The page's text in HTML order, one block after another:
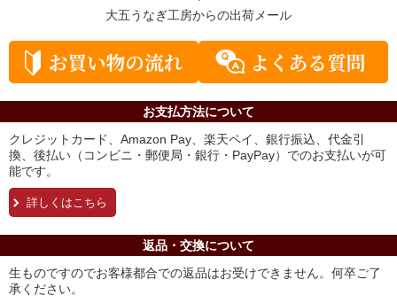
大五うなぎ工房からの出荷メール
お支払方法について
クレジットカード、Amazon Pay、楽天ペイ、銀行振込、代金引
換、後払い（コンビニ・郵便局・銀行・PayPay）でのお支払いが可
能です。
詳しくはこちら
返品・交換について
生ものですのでお客様都合での返品はお受けできません。何卒ご了
承ください。